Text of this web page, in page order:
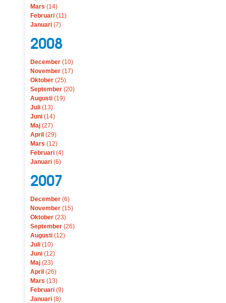
Mars (14)
Februari (11)
Januari (7)
2008
December (10)
November (17)
Oktober (25)
September (20)
Augusti (19)
Juli (13)
Juni (14)
Maj (27)
April (29)
Mars (12)
Februari (4)
Januari (6)
2007
December (6)
November (15)
Oktober (23)
September (26)
Augusti (12)
Juli (10)
Juni (12)
Maj (23)
April (26)
Mars (13)
Februari (9)
Januari (8)